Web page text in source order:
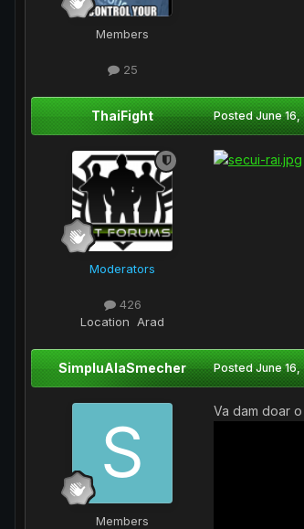
Members
25
ThaiFight
Moderators
426
Location Arad
PostedJune 16,
SimpluAlaSmecher
Members
PostedJune 16,
Va dam doar